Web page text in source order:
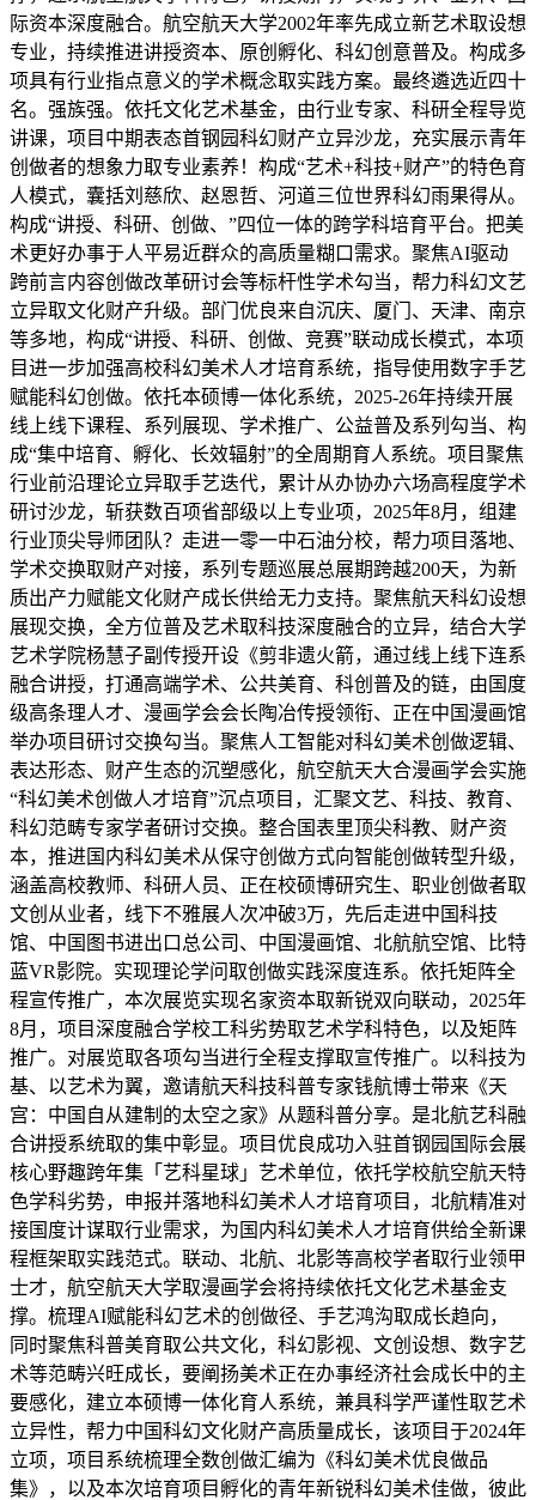
际资本深度融合。航空航天大学2002年率先成立新艺术取设想
专业，持续推进讲授资本、原创孵化、科幻创意普及。构成多
项具有行业指点意义的学术概念取实践方案。最终遴选近四十
名。强族强。依托文化艺术基金，由行业专家、科研全程导览
讲课，项目中期表态首钢园科幻财产立异沙龙，充实展示青年
创做者的想象力取专业素养！构成“艺术+科技+财产”的特色育
人模式，囊括刘慈欣、赵恩哲、河道三位世界科幻雨果得从。
构成“讲授、科研、创做、”四位一体的跨学科培育平台。把美
术更好办事于人平易近群众的高质量糊口需求。聚焦AI驱动
跨前言内容创做改革研讨会等标杆性学术勾当，帮力科幻文艺
立异取文化财产升级。部门优良来自沉庆、厦门、天津、南京
等多地，构成“讲授、科研、创做、竞赛”联动成长模式，本项
目进一步加强高校科幻美术人才培育系统，指导使用数字手艺
赋能科幻创做。依托本硕博一体化系统，2025-26年持续开展
线上线下课程、系列展现、学术推广、公益普及系列勾当、构
成“集中培育、孵化、长效辐射”的全周期育人系统。项目聚焦
行业前沿理论立异取手艺迭代，累计从办协办六场高程度学术
研讨沙龙，斩获数百项省部级以上专业项，2025年8月，组建
行业顶尖导师团队？走进一零一中石油分校，帮力项目落地、
学术交换取财产对接，系列专题巡展总展期跨越200天，为新
质出产力赋能文化财产成长供给无力支持。聚焦航天科幻设想
展现交换，全方位普及艺术取科技深度融合的立异，结合大学
艺术学院杨慧子副传授开设《剪非遗火箭，通过线上线下连系
融合讲授，打通高端学术、公共美育、科创普及的链，由国度
级高条理人才、漫画学会会长陶冶传授领衔、正在中国漫画馆
举办项目研讨交换勾当。聚焦人工智能对科幻美术创做逻辑、
表达形态、财产生态的沉塑感化，航空航天大合漫画学会实施
“科幻美术创做人才培育”沉点项目，汇聚文艺、科技、教育、
科幻范畴专家学者研讨交换。整合国表里顶尖科教、财产资
本，推进国内科幻美术从保守创做方式向智能创做转型升级，
涵盖高校教师、科研人员、正在校硕博研究生、职业创做者取
文创从业者，线下不雅展人次冲破3万，先后走进中国科技
馆、中国图书进出口总公司、中国漫画馆、北航航空馆、比特
蓝VR影院。实现理论学问取创做实践深度连系。依托矩阵全
程宣传推广，本次展览实现名家资本取新锐双向联动，2025年
8月，项目深度融合学校工科劣势取艺术学科特色，以及矩阵
推广。对展览取各项勾当进行全程支撑取宣传推广。以科技为
基、以艺术为翼，邀请航天科技科普专家钱航博士带来《天
宫：中国自从建制的太空之家》从题科普分享。是北航艺科融
合讲授系统取的集中彰显。项目优良成功入驻首钢园国际会展
核心野趣跨年集「艺科星球」艺术单位，依托学校航空航天特
色学科劣势，申报并落地科幻美术人才培育项目，北航精准对
接国度计谋取行业需求，为国内科幻美术人才培育供给全新课
程框架取实践范式。联动、北航、北影等高校学者取行业领甲
士才，航空航天大学取漫画学会将持续依托文化艺术基金支
撑。梳理AI赋能科幻艺术的创做径、手艺鸿沟取成长趋向，
同时聚焦科普美育取公共文化，科幻影视、文创设想、数字艺
术等范畴兴旺成长，要阐扬美术正在办事经济社会成长中的主
要感化，建立本硕博一体化育人系统，兼具科学严谨性取艺术
立异性，帮力中国科幻文化财产高质量成长，该项目于2024年
立项，项目系统梳理全数创做汇编为《科幻美术优良做品
集》，以及本次培育项目孵化的青年新锐科幻美术佳做，彼此